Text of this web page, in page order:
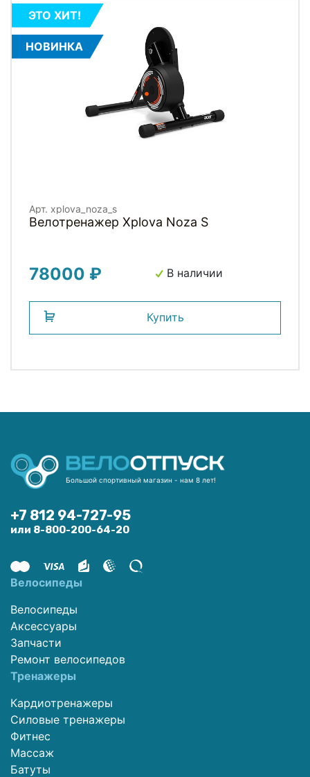
ЭТО ХИТ!
НОВИНКА
Арт. xplova_noza_s
Велотренажер Xplova Noza S
78000 ₽ В наличии
Купить
Большой спортивный магазин - нам 8 лет!
+7 812 94-727-95
или 8-800-200-64-20
Велосипеды
Велосипеды
Аксессуары
Запчасти
Ремонт велосипедов
Тренажеры
Кардиотренажеры
Силовые тренажеры
Фитнес
Массаж
Батуты